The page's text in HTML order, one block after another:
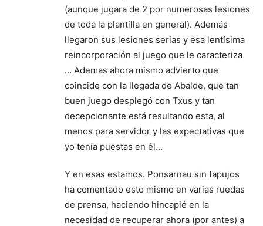
(aunque jugara de 2 por numerosas lesiones
de toda la plantilla en general). Además
llegaron sus lesiones serias y esa lentísima
reincorporación al juego que le caracteriza
… Ademas ahora mismo advierto que
coincide con la llegada de Abalde, que tan
buen juego desplegó con Txus y tan
decepcionante está resultando esta, al
menos para servidor y las expectativas que
yo tenía puestas en él…
Y en esas estamos. Ponsarnau sin tapujos
ha comentado esto mismo en varias ruedas
de prensa, haciendo hincapié en la
necesidad de recuperar ahora (por antes) a